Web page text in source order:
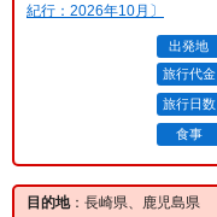
紀行：2026年10月〕
出発地
旅行代金
旅行日数
食事
目的地：長崎県、鹿児島県